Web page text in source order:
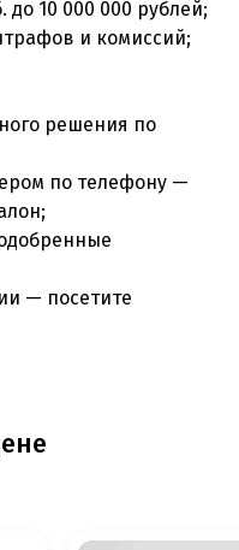
до 10 000 000 рублей;
и комиссий;
решения по
по телефону —
— посетите